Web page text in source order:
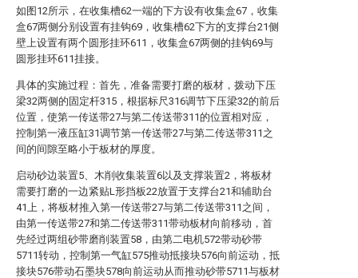
如图12所示，在收集槽62一端的下方设有收集盒67，收集
盒67两侧分别设置有挂钩69，收集槽62下方的支撑台21侧
壁上设置有两个圆形挂环611，收集盒67两侧的挂钩69与
圆形挂环611挂接。
具体的实施过程：首先，准备需要打磨的板材，拨动下压
梁32两侧的固定杆315，根据标尺316调节下压梁32的前后
位置，使第一传送带27与第二传送带311的位置相对应，
控制第一液压缸31调节第一传送带27与第二传送带311之
间的间隙至略小于板材的厚度。
启动砂边装置5、木削收集装置6以及支撑装置2，将板材
需要打磨的一边紧贴L形挡板22放置于支撑台21和辅助台
41上，将板材推入第一传送带27与第二传送带311之间，
由第一传送带27和第二传送带311带动板材向前移动，首
先经过两组砂带磨削装置58，由第二电机572带动砂带
5711转动，控制第一气缸575推动抵接块576向前运动，抵
接块576带动石墨块578向前运动从而推动砂带5711与板材